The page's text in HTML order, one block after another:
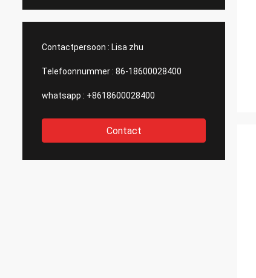
Contactpersoon : Lisa zhu
Telefoonnummer : 86-18600028400
whatsapp : +8618600028400
Contact